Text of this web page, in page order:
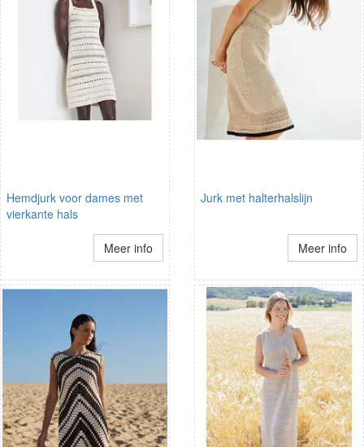
Hemdjurk voor dames met
vierkante hals
Meer info
Jurk met halterhalslijn
Meer info